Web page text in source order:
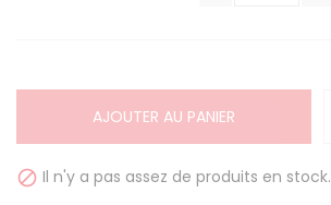
AJOUTER AU PANIER
 Il n'y a pas assez de produits en stock.